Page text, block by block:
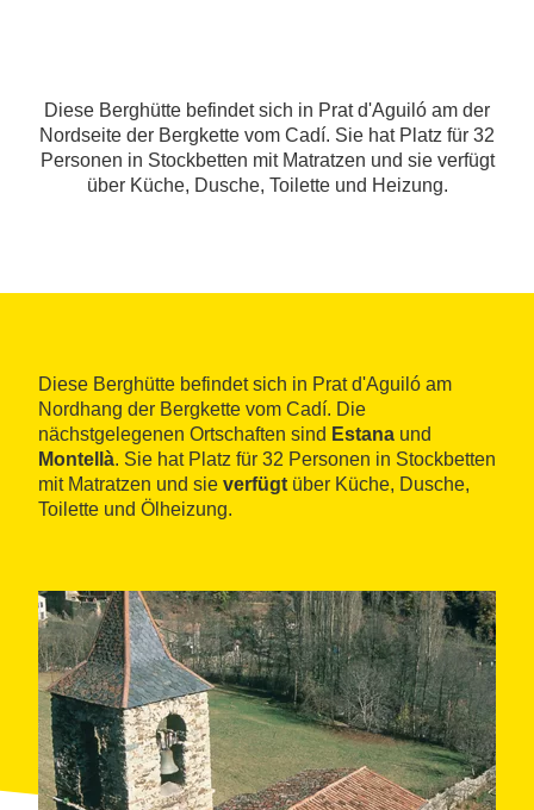
Diese Berghütte befindet sich in Prat d'Aguiló am der
Nordseite der Bergkette vom Cadí. Sie hat Platz für 32
Personen in Stockbetten mit Matratzen und sie verfügt
über Küche, Dusche, Toilette und Heizung.
Diese Berghütte befindet sich in Prat d'Aguiló am
Nordhang der Bergkette vom Cadí. Die
nächstgelegenen Ortschaften sind Estana und
Montellà. Sie hat Platz für 32 Personen in Stockbetten
mit Matratzen und sie verfügt über Küche, Dusche,
Toilette und Ölheizung.